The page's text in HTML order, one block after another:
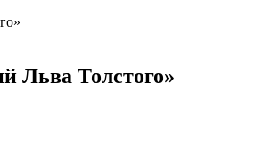
Льва Толстого»